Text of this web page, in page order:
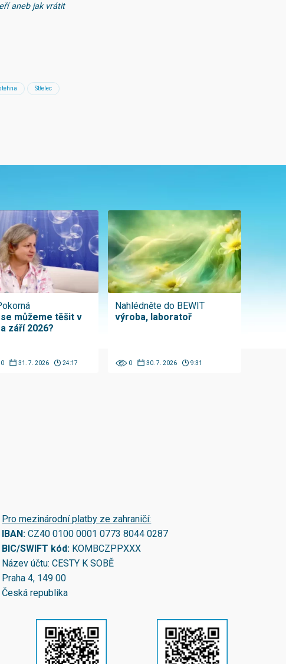
aneb jak vrátit
Střelec
můžeme těšit v
září 2026?
31. 7. 2026 24:17
Nahlédněte do BEWIT
výroba, laboratoř
0 30. 7. 2026 9:31
Pro mezinárodní platby ze zahraničí:
IBAN:CZ40 0100 0001 0773 8044 0287
BIC/SWIFT kód: KOMBCZPPXXX
Název účtu: CESTY K SOBĚ
Praha 4, 149 00
Česká republika